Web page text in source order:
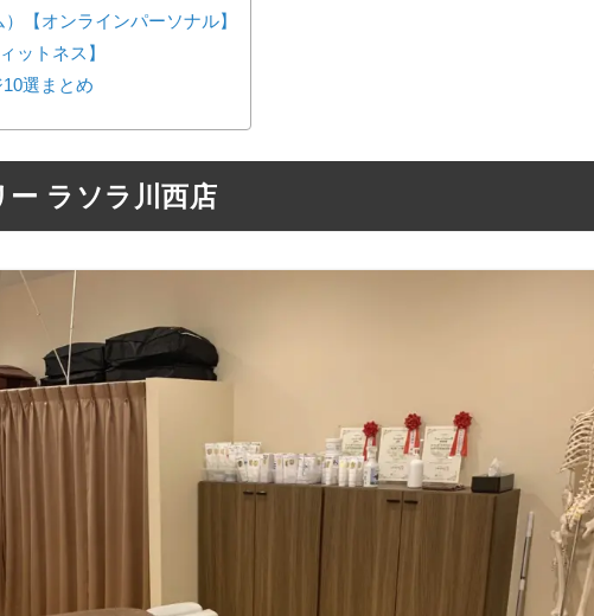
【オンラインパーソナル】
ットネス】
選まとめ
ラソラ川西店